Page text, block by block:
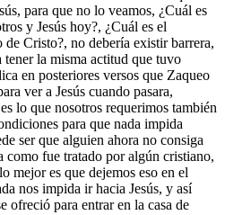
para que no lo veamos, ¿Cuál es
y Jesús hoy?, ¿Cuál es el
de Cristo?, no debería existir barrera,
tener la misma actitud que tuvo
en posteriores versos que Zaqueo
ver a Jesús cuando pasara,
lo que nosotros requerimos también
para que nada impida
ser que alguien ahora no consiga
como fue tratado por algún cristiano,
mejor es que dejemos eso en el
nos impida ir hacia Jesús, y así
ofreció para entrar en la casa de